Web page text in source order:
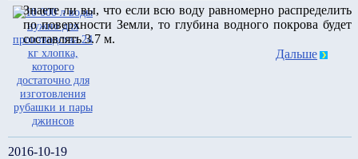
Знаете ли вы, что если всю воду равномерно распределить
по поверхности Земли, то глубина водного покрова будет
составлять 3.7 м.
Дальше
2016-10-19